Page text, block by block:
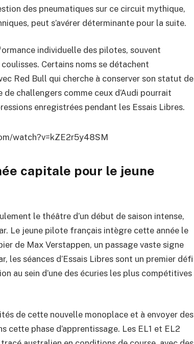
des pneumatiques sur ce circuit mythique,
peut s’avérer déterminante pour la suite.
individuelle des pilotes, souvent
Certains noms se détachent
Red Bull qui cherche à conserver son statut de
challengers comme ceux d’Audi pourrait
enregistrées pendant les Essais Libres.
watch?v=kZE2r5y48SM
capitale pour le jeune
le théâtre d’un début de saison intense,
Le jeune pilote français intègre cette année le
de Max Verstappen, un passage vaste signe
les séances d’Essais Libres sont un premier défi
au sein d’une des écuries les plus compétitives
de cette nouvelle monoplace et à envoyer des
cette phase d’apprentissage. Les EL1 et EL2